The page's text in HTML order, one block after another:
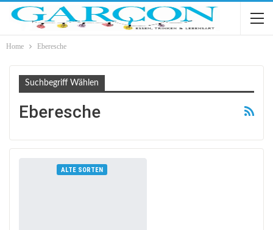
Home Eberesche
Suchbegriff Wählen
Eberesche
ALTE SORTEN